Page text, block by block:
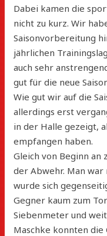
Dabei kamen die
nicht zu kurz. Wir
Saisonvorbereitung
jährlichen
auch sehr
gut für die neue
Wie gut wir auf die
allerdings erst
in der Halle gezeigt,
empfangen haben.
Gleich von Beginn an
der Abwehr. Man
wurde sich
Gegner kaum zum
Siebenmeter und
Maschke konnten